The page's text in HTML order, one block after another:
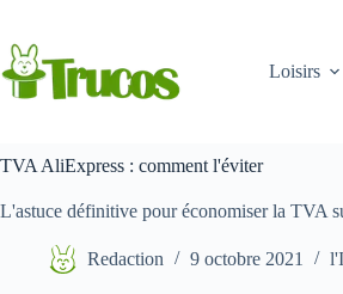
contenu
Loisirs
TVA AliExpress : comment l'éviter
L'astuce définitive pour économiser la TVA
Redaction 9 octobre 2021